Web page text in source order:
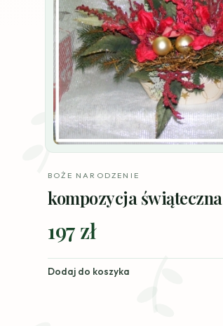
BOŻE NARODZENIE
kompozycja świąteczna
197 zł
Dodaj do koszyka